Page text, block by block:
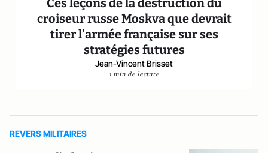
Ces leçons de la destruction du
croiseur russe Moskva que devrait
tirer l’armée française sur ses
stratégies futures
Jean-Vincent Brisset
1 min de lecture
REVERS MILITAIRES